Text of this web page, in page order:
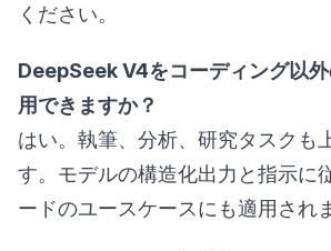
ください。
DeepSeek V4をコーディング以
用できますか？
はい。執筆、分析、研究タスクも
す。モデルの構造化出力と指示に
ードのユースケースにも適用され